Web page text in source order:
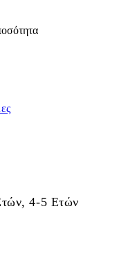
4-5 Ετών